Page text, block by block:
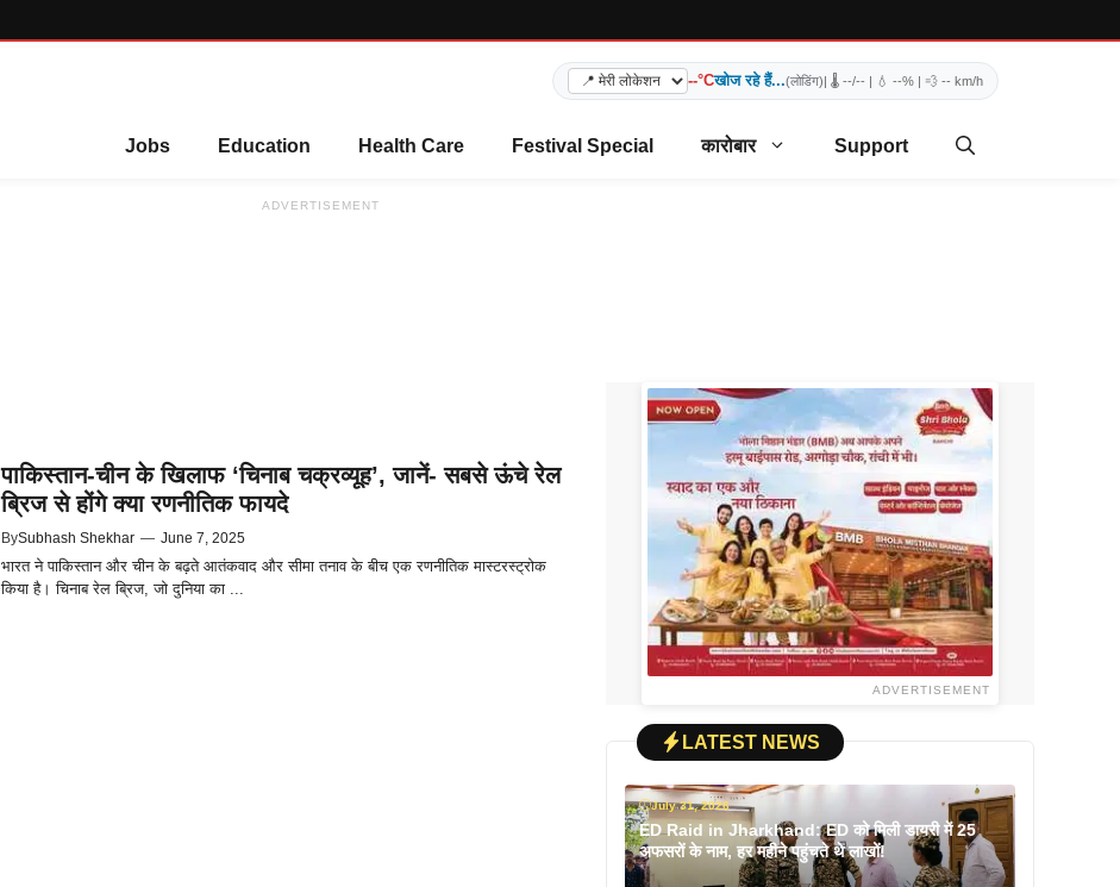
--°Cखोज रहे हैं...(लोडिंग)| 🌡️ --/-- | 💧 --% | 💨 -- km/h
Jobs Education Health Care Festival Special कारोबार Support
ADVERTISEMENT
पाकिस्तान-चीन के खिलाफ ‘चिनाब चक्रव्यूह’, जानें- सबसे ऊंचे रेल
ब्रिज से होंगे क्या रणनीतिक फायदे
BySubhash Shekhar — June 7, 2025
भारत ने पाकिस्तान और चीन के बढ़ते आतंकवाद और सीमा तनाव के बीच एक रणनीतिक मास्टरस्ट्रोक
किया है। चिनाब रेल ब्रिज, जो दुनिया का ...
ADVERTISEMENT
LATEST NEWS
July 31, 2026
ED Raid in Jharkhand: ED को मिली डायरी में 25
अफसरों के नाम, हर महीने पहुंचते थे लाखों!